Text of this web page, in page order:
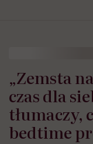
„Zemsta
czas dla
tłumaczy,
bedtime